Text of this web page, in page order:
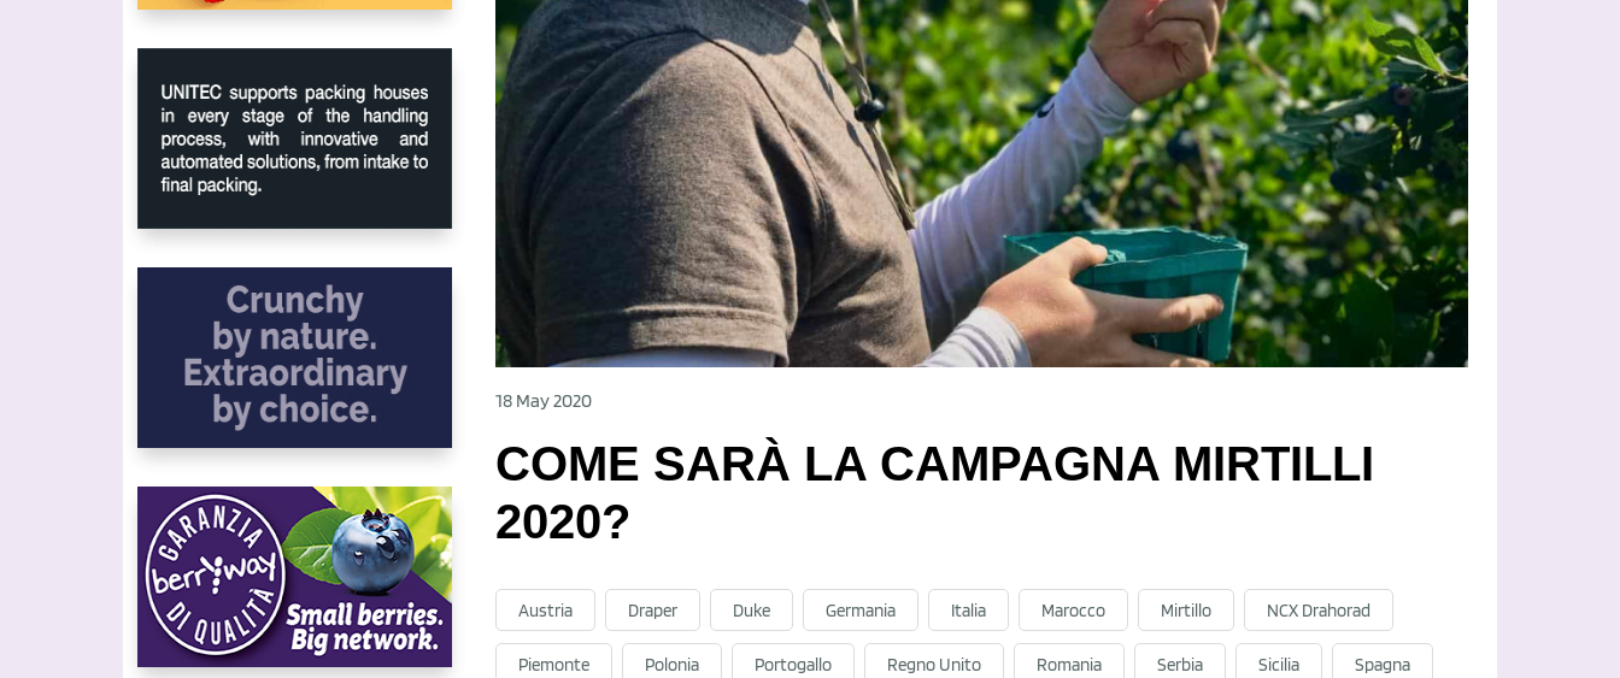
18 May 2020
COME SARÀ LA CAMPAGNA MIRTILLI
2020?
Austria Draper Duke Germania Italia Marocco Mirtillo NCX Drahorad
Piemonte Polonia Portogallo Regno Unito Romania Serbia Sicilia Spagna